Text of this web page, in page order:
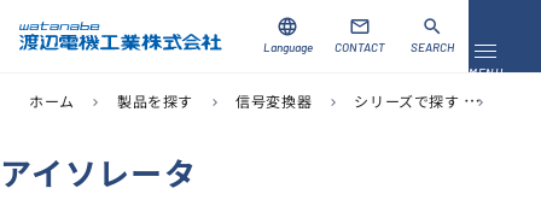
メニュ
MENU
language
Language
mail
CONTACT
search
SEARCH
ホーム chevron_right 製品を探す chevron_right 信号変換器 chevron_right シリーズで探す chevron_right
アイソレータ